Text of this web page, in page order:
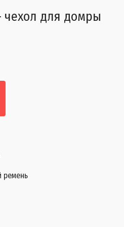
чехол для домры
ремень